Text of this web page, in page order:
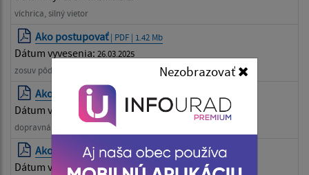
víchrica, silný vietor
Ako postupovať| PDF | 1.42 Mb
Dátum vyvesenia: 26.03.2025
zosuv pôdy, bahno
Ako postupovať | PDF | 0.1 Mb
Dátum vyvesenia:26.03.2025
dopravná nehoda
Ako postupovať| PDF | 0.53 Mb
Dátum vyvesenia:26.03.2025
Nezobrazovať